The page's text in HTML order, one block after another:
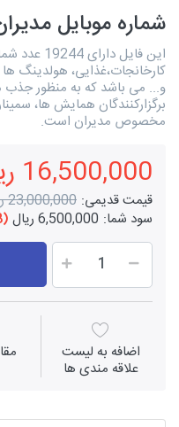
شماره موبایل مدیران
این فایل
کارخانجات،غذایی، هولدینگ ها
و... می باشد که به منظور
برگزارکنندگان همایش ها،
مخصوص مدیران است.
16,500,000 ریال
قیمت قدیمی: 23,000,000 ریال
سود شما: 6,500,000 ریال (28 %)
اضافه به لیست
علاقه مندی ها